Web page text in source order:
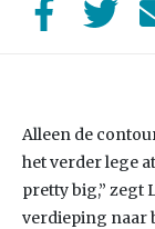
Alleen de
het verder lege
pretty big,” zegt
verdieping naar